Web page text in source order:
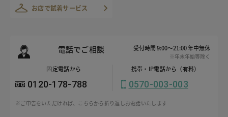
お店で試着サービス
電話でご相談 受付時間 9:00～21:00 年中無休
※年末年始等除く
固定電話から
0120-178-788
携帯・IP電話から（有料）
0570-003-003
※ご申告をいただければ、こちらから折り返しお電話いたします